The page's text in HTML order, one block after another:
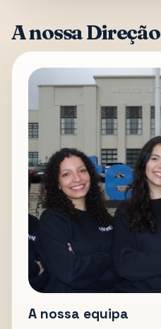
A nossa Direção
A nossa equipa